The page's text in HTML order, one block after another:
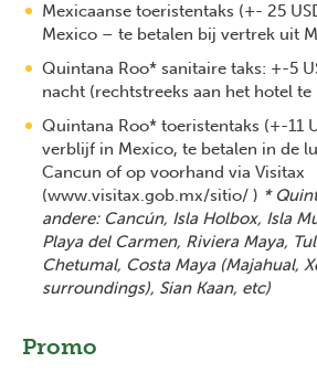
Mexicaanse toeristentaks (+- 25
Mexico – te betalen bij vertrek uit
Quintana Roo* sanitaire taks: +-5
nacht (rechtstreeks aan het hotel te
Quintana Roo* toeristentaks (+-11
verblijf in Mexico, te betalen in de
Cancun of op voorhand via Visitax
(www.visitax.gob.mx/sitio/ ) *
andere: Cancún, Isla Holbox, Isla
Playa del Carmen, Riviera Maya,
Chetumal, Costa Maya (Majahual,
surroundings), Sian Kaan, etc)
Promo